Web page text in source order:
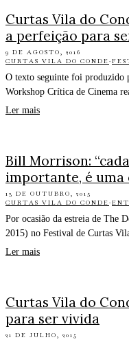
Curtas Vila do
a perfeição para
9 DE AGOSTO, 2016
CURTAS VILA DO CONDE·
O texto seguinte foi produzido
Workshop Crítica de Cinema
Ler mais
Bill Morrison:
importante, é uma
13 DE OUTUBRO, 2015
CURTAS VILA DO CONDE·
Por ocasião da estreia de The
2015) no Festival de Curtas
Ler mais
Curtas Vila do
para ser vivida
21 DE JULHO, 2015